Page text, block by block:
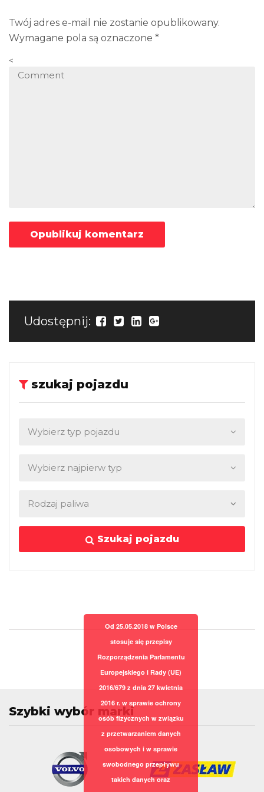
Twój adres e-mail nie zostanie opublikowany.
Wymagane pola są oznaczone *
<
Udostępnij:
szukaj pojazdu
Szukaj pojazdu
Szybki wybór marki
Od 25.05.2018 w Polsce
stosuje się przepisy
Rozporządzenia Parlamentu
Europejskiego i Rady (UE)
2016/679 z dnia 27 kwietnia
2016 r. w sprawie ochrony
osób fizycznych w związku
z przetwarzaniem danych
osobowych i w sprawie
swobodnego przepływu
takich danych oraz